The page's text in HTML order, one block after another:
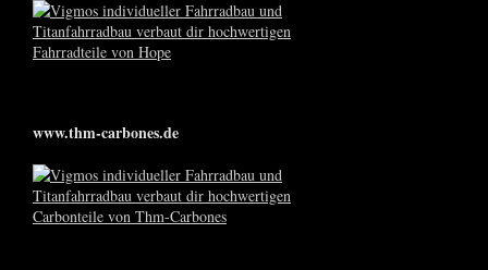
www.thm-carbones.de